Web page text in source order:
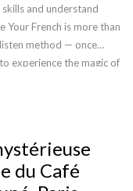
and understand
Your French is more than
method — once
experience the magic of
du Café